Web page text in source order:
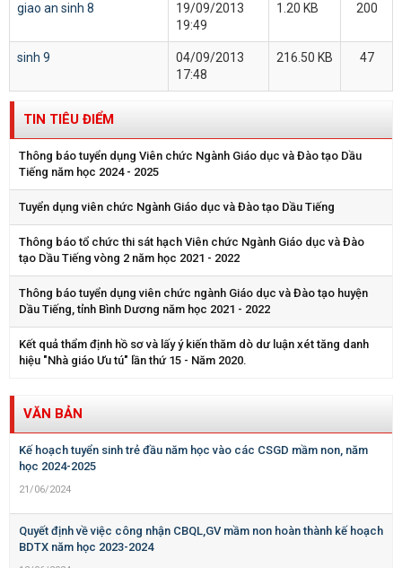
giao an sinh 8
19/09/2013
19:49
1.20 KB 200
sinh 9
04/09/2013
17:48
216.50 KB 47
TIN TIÊU ĐIỂM
Thông báo tuyển dụng Viên chức Ngành Giáo dục và Đào tạo Dầu
Tiếng năm học 2024 - 2025
Tuyển dụng viên chức Ngành Giáo dục và Đào tạo Dầu Tiếng
Thông báo tổ chức thi sát hạch Viên chức Ngành Giáo dục và Đào
tạo Dầu Tiếng vòng 2 năm học 2021 - 2022
Thông báo tuyển dụng viên chức ngành Giáo dục và Đào tạo huyện
Dầu Tiếng, tỉnh Bình Dương năm học 2021 - 2022
Kết quả thẩm định hồ sơ và lấy ý kiến thăm dò dư luận xét tăng danh
hiệu "Nhà giáo Ưu tú" lần thứ 15 - Năm 2020.
VĂN BẢN
Kế hoạch tuyển sinh trẻ đầu năm học vào các CSGD mầm non, năm
học 2024-2025
21/06/2024
Quyết định về việc công nhận CBQL,GV mầm non hoàn thành kế hoạch
BDTX năm học 2023-2024